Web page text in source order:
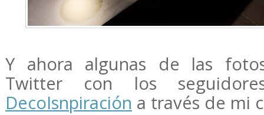
Y ahora algunas de las
Twitter con los
DecoIsnpiración a través de mi